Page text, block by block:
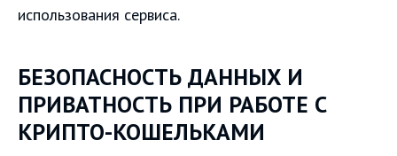
использования сервиса.
БЕЗОПАСНОСТЬ ДАННЫХ И
ПРИВАТНОСТЬ ПРИ РАБОТЕ С
КРИПТО-КОШЕЛЬКАМИ